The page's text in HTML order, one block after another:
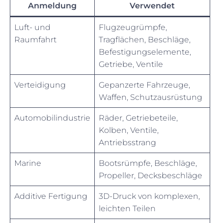
Anmeldung Verwendet
Luft- und
Raumfahrt
Flugzeugrümpfe,
Tragflächen, Beschläge,
Befestigungselemente,
Getriebe, Ventile
Verteidigung
Gepanzerte Fahrzeuge,
Waffen, Schutzausrüstung
Automobilindustrie
Räder, Getriebeteile,
Kolben, Ventile,
Antriebsstrang
Marine
Bootsrümpfe, Beschläge,
Propeller, Decksbeschläge
Additive Fertigung
3D-Druck von komplexen,
leichten Teilen